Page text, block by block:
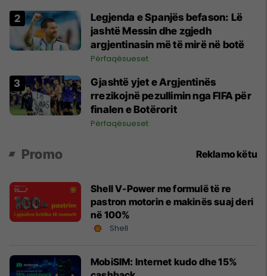
Legjenda e Spanjës befason: Lë
jashtë Messin dhe zgjedh
argjentinasin më të mirë në botë
Përfaqësueset
Gjashtë yjet e Argjentinës
rrezikojnë pezullimin nga FIFA për
finalen e Botërorit
Përfaqësueset
Promo Reklamo këtu
Shell V-Power me formulë të re
pastron motorin e makinës suaj deri
në 100%
Shell
MobiSIM: Internet kudo dhe 15%